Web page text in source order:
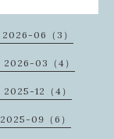
2026-06（3）
2026-03（4）
2025-12（4）
2025-09（6）